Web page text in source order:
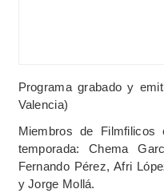
Programa grabado y
Valencia)
Miembros de
temporada: Chema
Fernando Pérez, Afri
y Jorge Mollá.